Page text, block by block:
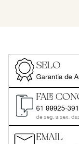
SELO
Garantia de
FALE
61 99925-
de seg. a sex.
EMAIL